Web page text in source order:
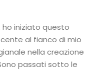
iniziato questo
al fianco di mio
nella creazione
passati sotto le